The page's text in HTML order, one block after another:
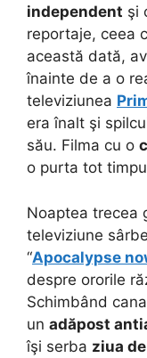
independent şi
reportaje, ceea
această dată,
înainte de a o
televiziunea
era înalt şi
său. Filma cu o
o purta tot
Noaptea trecea
televiziune
“Apocalypse
despre ororile
Schimbând
un adăpost
îşi serba ziua